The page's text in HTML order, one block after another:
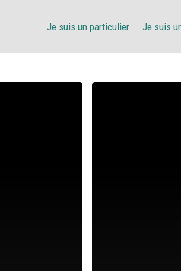
Je suis un particulier Je suis